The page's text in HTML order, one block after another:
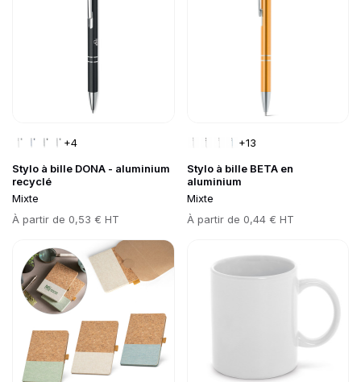
Stylo à bille DONA - aluminium
recyclé
Mixte
Prix
À partir de 0,53 € HT
+4
Stylo à bille BETA en
aluminium
Mixte
Prix
À partir de 0,44 € HT
+13
Go to product page